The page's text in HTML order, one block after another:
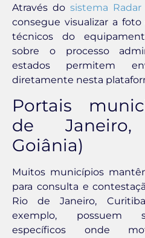
Através do sistema Radar
consegue visualizar a foto
técnicos do
sobre o processo
estados permitem
diretamente nesta
Portais
de Janeiro,
Goiânia)
Muitos municípios
para consulta e
Rio de Janeiro,
exemplo, possuem
específicos onde